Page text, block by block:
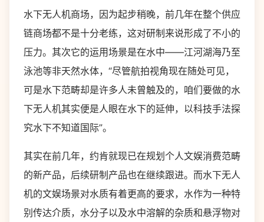
水下无人机商场，因为起步稍晚，前几年在整个供应
链商场都不是十分老练，这对研制来说形成了不小的
压力。其次它的运用场景是在水中——江河湖海乃至
泳池等非天然水体，“尽管航拍视角现在随处可见，
可是水下范畴却是许多人未曾触及的，咱们要做的水
下无人机其实便是人眼在水下的延伸，以科技手法探
究水下不知道国际”。
其实在前几年，约肯就现已在规划个人文娱消费范畴
的新产品，后续研制产品也在继续跟进。而水下无人
机的文娱场景对水质有着更高的要求，水作为一种特
别传达介质，水分子以及水中溶解的杂质和悬浮物对